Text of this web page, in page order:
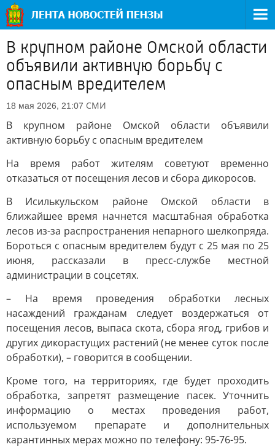
В крупном районе Омской области
объявили активную борьбу с
опасным вредителем
18 мая 2026, 21:07 СМИ
В крупном районе Омской области объявили
активную борьбу с опасным вредителем
На время работ жителям советуют временно
отказаться от посещения лесов и сбора дикоросов.
В Исилькульском районе Омской области в
ближайшее время начнется масштабная обработка
лесов из-за распространения непарного шелкопряда.
Бороться с опасным вредителем будут с 25 мая по 25
июня, рассказали в пресс-службе местной
администрации в соцсетях.
– На время проведения обработки лесных
насаждений гражданам следует воздержаться от
посещения лесов, выпаса скота, сбора ягод, грибов и
других дикорастущих растений (не менее суток после
обработки), – говорится в сообщении.
Кроме того, на территориях, где будет проходить
обработка, запретят размещение пасек. Уточнить
информацию о местах проведения работ,
используемом препарате и дополнительных
карантинных мерах можно по телефону: 95-76-95.